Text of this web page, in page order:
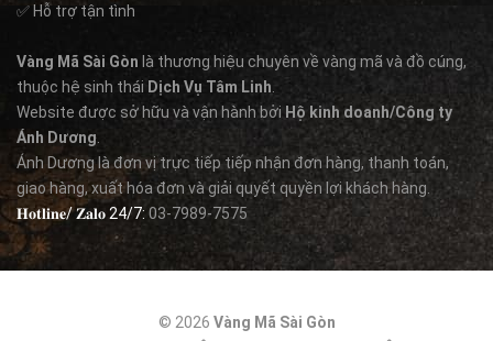
✅ Hỗ trợ tận tình
Vàng Mã Sài Gòn là thương hiệu chuyên về vàng mã và đồ cúng,
thuộc hệ sinh thái Dịch Vụ Tâm Linh
Website được sở hữu và vận hành bởi Hộ kinh doanh/Công ty
Ánh Dương
Ánh Dương là đơn vị trực tiếp tiếp nhận đơn hàng, thanh toán,
giao hàng, xuất hóa đơn và giải quyết quyền lợi khách hàng.
𝐇𝐨𝐭𝐥𝐢𝐧𝐞/ 𝐙𝐚𝐥𝐨 24/7: 03-7989-7575
© 2026 Vàng Mã Sài Gòn